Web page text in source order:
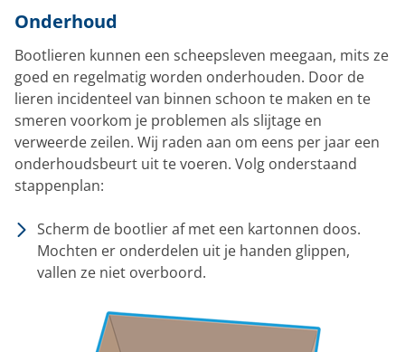
Onderhoud
Bootlieren kunnen een scheepsleven meegaan, mits ze
goed en regelmatig worden onderhouden. Door de
lieren incidenteel van binnen schoon te maken en te
smeren voorkom je problemen als slijtage en
verweerde zeilen. Wij raden aan om eens per jaar een
onderhoudsbeurt uit te voeren. Volg onderstaand
stappenplan:
Scherm de bootlier af met een kartonnen doos.
Mochten er onderdelen uit je handen glippen,
vallen ze niet overboord.